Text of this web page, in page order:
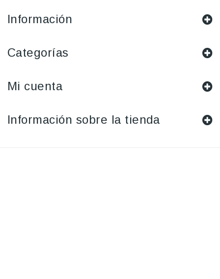
Información
Categorías
Mi cuenta
Información sobre la tienda